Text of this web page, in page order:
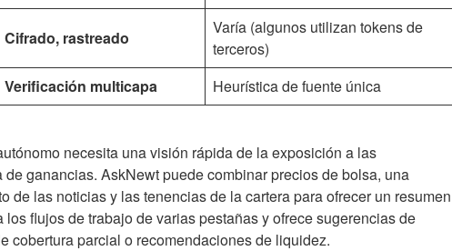
Cifrado, rastreado
Varía (algunos utilizan tokens de
terceros)
Verificación multicapa Heurística de fuente única
necesita una visión rápida de la exposición a las
ganancias. AskNewt puede combinar precios de bolsa, una
de las noticias y las tenencias de la cartera para ofrecer un resumen
flujos de trabajo de varias pestañas y ofrece sugerencias de
cobertura parcial o recomendaciones de liquidez.